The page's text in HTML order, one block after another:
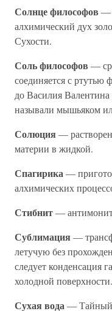
Солнце философов —
алхимический дух
Сухости.
Соль философов —
соединяется с ртутью
до Василия Валентина
называли мышьяком
Солюция —
материи в жидкой.
Спагирика—
алхимических
Стибнит—
Сублимация —
летучую без
следует конденсация
холодной поверхности.
Сухая вода— Тайный